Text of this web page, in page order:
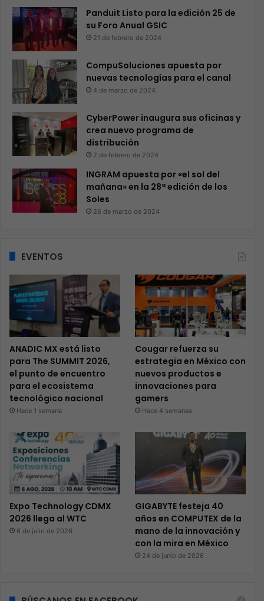
Panduit Listo para la edición 25 de
su Foro Anual GSIC
21 de febrero de 2024
CompuSoluciones apuesta por
nuevas tecnologías para el canal
4 de marzo de 2024
CyberPower inaugura sus oficinas y
crea nuevo programa de
distribución
2 de febrero de 2024
INGRAM apuesta por «el sol del
mañana» en la 28ª edición de los
Soles
26 de marzo de 2024
EVENTOS
ANADIC MX está listo
para The SUMMIT 2026,
el punto de encuentro
para el ecosistema
tecnológico nacional
Hace 1 semana
Cougar refuerza su
estrategia en México con
nuevos productos e
innovaciones para
gamers
Hace 4 semanas
Expo Technology CDMX
2026 llega al WTC
6 de julio de 2026
GIGABYTE festeja 40
años en COMPUTEX de la
mano de la innovación y
con la mira en México
24 de junio de 2026